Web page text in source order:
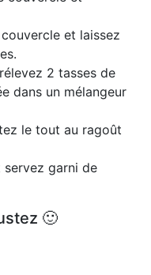
et laissez
2 tasses de
dans un mélangeur
le tout au ragoût
garni de
🙂